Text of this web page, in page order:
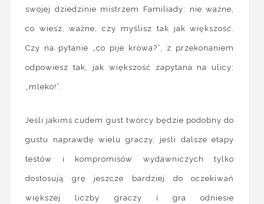
swojej dziedzinie mistrzem Familiady: nie ważne,
co wiesz, ważne, czy myślisz tak jak większość.
Czy na pytanie „co pije krowa?”, z przekonaniem
odpowiesz tak, jak większość zapytana na ulicy:
„mleko!”.
Jeśli jakimś cudem gust twórcy będzie podobny do
gustu naprawdę wielu graczy, jeśli dalsze etapy
testów i kompromisów wydawniczych tylko
dostosują grę jeszcze bardziej do oczekiwań
większej liczby graczy i gra odniesie